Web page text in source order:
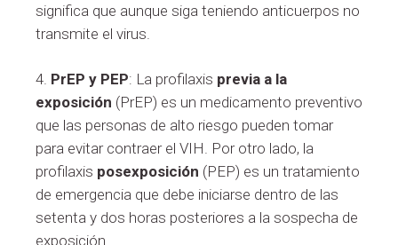
significa que aunque siga teniendo anticuerpos no
transmite el virus.
4. PrEP y PEP: La profilaxis previa a la
exposición (PrEP) es un medicamento preventivo
que las personas de alto riesgo pueden tomar
para evitar contraer el VIH. Por otro lado, la
profilaxis posexposición (PEP) es un tratamiento
de emergencia que debe iniciarse dentro de las
setenta y dos horas posteriores a la sospecha de
exposición.